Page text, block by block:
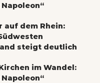
auf dem Rhein:
steigt deutlich
im Wandel: